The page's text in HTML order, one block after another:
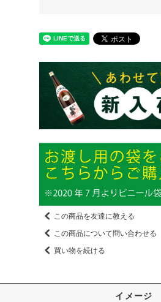
この商品を友達に教える
この商品について問い合わせる
買い物を続ける
イメージ